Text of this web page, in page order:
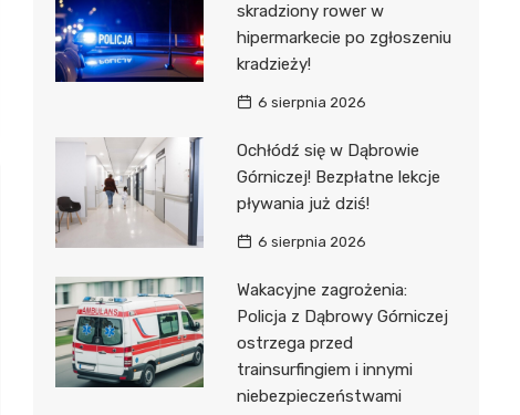
skradziony rower w
hipermarkecie po zgłoszeniu
kradzieży!
6 sierpnia 2026
Ochłódź się w Dąbrowie
Górniczej! Bezpłatne lekcje
pływania już dziś!
6 sierpnia 2026
Wakacyjne zagrożenia:
Policja z Dąbrowy Górniczej
ostrzega przed
trainsurfingiem i innymi
niebezpieczeństwami